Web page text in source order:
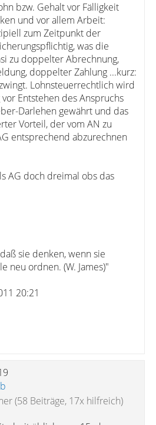
bzw. Gehalt vor Fälligkeit
und vor allem Arbeit:
zum Zeitpunkt der
was die
zu doppelter Abrechnung,
doppelter Zahlung ...kurz:
Lohnsteuerrechtlich wird
Entstehen des Anspruchs
Darlehen gewährt und das
Vorteil, der vom AN zu
entsprechend abzurechnen
AG doch dreimal obs das
sie denken, wenn sie
neu ordnen. (W. James)"
20:21
(58 Beiträge, 17x hilfreich)